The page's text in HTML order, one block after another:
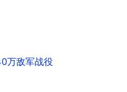
万敌军战役